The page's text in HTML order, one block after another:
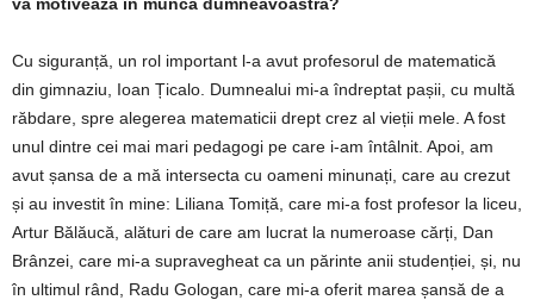
Cu siguranță, un rol important l-a avut profesorul de matematică
din gimnaziu, Ioan Țicalo. Dumnealui mi-a îndreptat pașii, cu multă
răbdare, spre alegerea matematicii drept crez al vieții mele. A fost
unul dintre cei mai mari pedagogi pe care i-am întâlnit. Apoi, am
avut șansa de a mă intersecta cu oameni minunați, care au crezut
și au investit în mine: Liliana Tomiță, care mi-a fost profesor la liceu,
Artur Bălăucă, alături de care am lucrat la numeroase cărți, Dan
Brânzei, care mi-a supravegheat ca un părinte anii studenției, și, nu
în ultimul rând, Radu Gologan, care mi-a oferit marea șansă de a